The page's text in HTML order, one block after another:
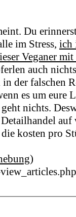
Du
im Stress, ich
Veganer
auch
der falschen
es um eure
nichts.
auf
kosten pro
)